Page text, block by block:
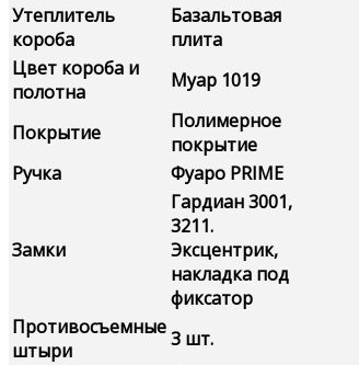
Утеплитель
короба
Базальтовая
плита
Цвет короба и
полотна
Муар 1019
Покрытие
Полимерное
покрытие
Ручка
Фуаро PRIME
Замки
Гардиан 3001,
3211.
Эксцентрик,
накладка под
фиксатор
Противосъемные
штыри
3 шт.